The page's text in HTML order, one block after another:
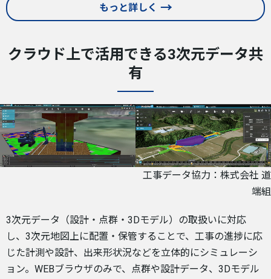
もっと詳しく
クラウド上で活用できる3次元データ共
有
工事データ協力：株式会社 道
端組
3次元データ（設計・点群・3Dモデル）の取扱いに対応
し、3次元地図上に配置・保管することで、工事の進捗に応
じた計測や設計、出来形状況などを立体的にシミュレーシ
ョン。WEBブラウザのみで、点群や設計データ、3Dモデル